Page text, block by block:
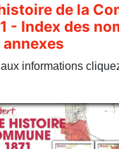
de la
- Index des
informations